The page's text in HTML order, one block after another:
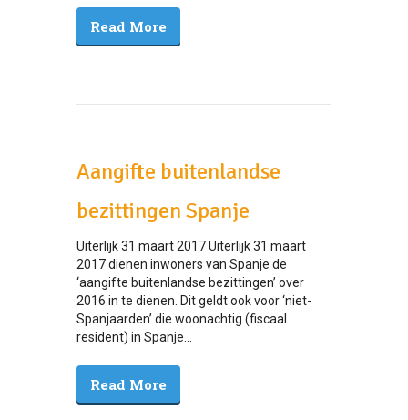
Read More
Aangifte buitenlandse
bezittingen Spanje
Uiterlijk 31 maart 2017 Uiterlijk 31 maart
2017 dienen inwoners van Spanje de
‘aangifte buitenlandse bezittingen’ over
2016 in te dienen. Dit geldt ook voor ‘niet-
Spanjaarden’ die woonachtig (fiscaal
resident) in Spanje...
Read More